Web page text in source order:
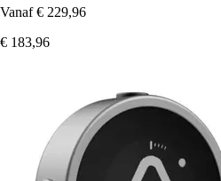
Vanaf € 229,96
€ 183,96